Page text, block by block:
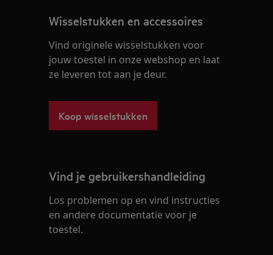
Wisselstukken en accessoires
Vind originele wisselstukken voor
jouw toestel in onze webshop en laat
ze leveren tot aan je deur.
Koop wisselstukken
Vind je gebruikershandleiding
Los problemen op en vind instructies
en andere documentatie voor je
toestel.